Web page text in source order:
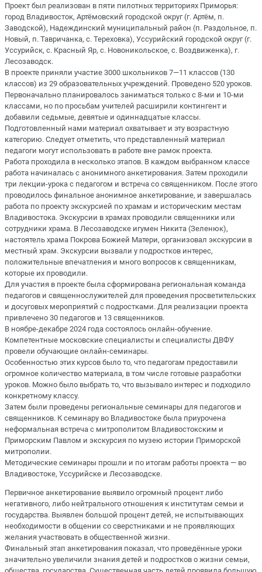
Проект был реализован в пяти пилотных территориях Приморья:
город Владивосток, Артёмовский городской округ (г. Артём, п.
Заводской), Надеждинский муниципальный район (п. Раздольное, п.
Новый, п. Тавричанка, с. Тереховка), Уссурийский городской округ (г.
Уссурийск, с. Красный Яр, с. Новоникольское, с. Воздвиженка), г.
Лесозаводск.
В проекте приняли участие 3000 школьников 7—11 классов (130
классов) из 29 образовательных учреждений. Проведено 520 уроков.
Первоначально планировалось заниматься только с 8-ми и 10-ми
классами, но по просьбам учителей расширили контингент и
добавили седьмые, девятые и одиннадцатые классы.
Подготовленный нами материал охватывает и эту возрастную
категорию. Следует отметить, что представленный материал
педагоги могут использовать в работе вне рамок проекта.
Работа проходила в несколько этапов. В каждом выбранном классе
работа начиналась с анонимного анкетирования. Затем проходили
три лекции-урока с педагогом и встреча со священником. После этого
проводилось финальное анонимное анкетирование, и завершалась
работа по проекту экскурсией по храмам и историческим местам
Владивостока. Экскурсии в храмах проводили священники или
сотрудники храма. В Лесозаводске игумен Никита (Зеленюк),
настоятель храма Покрова Божией Матери, организовал экскурсии в
местный храм. Экскурсии вызвали у подростков интерес,
положительные впечатления и много вопросов к священникам,
которые их проводили.
Для участия в проекте была сформирована региональная команда
педагогов и священнослужителей для проведения просветительских
и досуговых мероприятий с подростками. Для реализации проекта
привлечено 30 педагогов и 13 священников.
В ноябре-декабре 2024 года состоялось онлайн-обучение.
Компетентные московские специалисты и специалисты ДВФУ
провели обучающие онлайн-семинары.
Особенностью этих курсов было то, что педагогам предоставили
огромное количество материала, в том числе готовые разработки
уроков. Можно было выбрать то, что вызывало интерес и подходило
конкретному классу.
Затем были проведены региональные семинары для педагогов и
священников. К семинару во Владивостоке была приурочена
неформальная встреча с митрополитом Владивостокским и
Приморским Павлом и экскурсия по музею истории Приморской
митрополии.
Методические семинары прошли и по итогам работы проекта — во
Владивостоке, Уссурийске и Лесозаводске.
Первичное анкетирование выявило огромный процент либо
негативного, либо нейтрального отношения к институтам семьи и
государства. Выявлен большой процент детей, не испытывающих
необходимости в общении со сверстниками и не проявляющих
желания участвовать в общественной жизни.
Финальный этап анкетирования показал, что проведённые уроки
значительно увеличили знания детей и подростков о жизни семьи,